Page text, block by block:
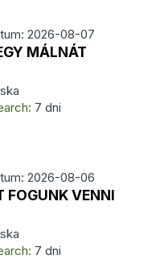
2026-08-07
MÁLNÁT
7 dni
2026-08-06
FOGUNK VENNI
7 dni